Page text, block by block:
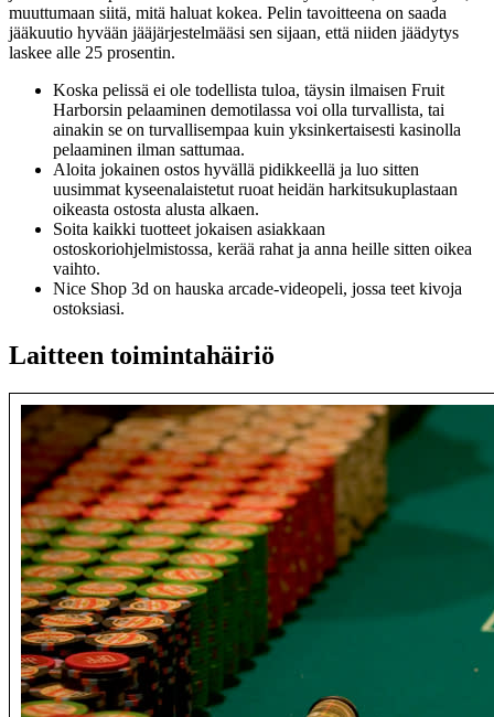
muuttumaan siitä, mitä haluat kokea. Pelin tavoitteena on saada
jääkuutio hyvään jääjärjestelmääsi sen sijaan, että niiden jäädytys
laskee alle 25 prosentin.
Koska pelissä ei ole todellista tuloa, täysin ilmaisen Fruit
Harborsin pelaaminen demotilassa voi olla turvallista, tai
ainakin se on turvallisempaa kuin yksinkertaisesti kasinolla
pelaaminen ilman sattumaa.
Aloita jokainen ostos hyvällä pidikkeellä ja luo sitten
uusimmat kyseenalaistetut ruoat heidän harkitsukuplastaan ​​
oikeasta ostosta alusta alkaen.
Soita kaikki tuotteet jokaisen asiakkaan
ostoskoriohjelmistossa, kerää rahat ja anna heille sitten oikea
vaihto.
Nice Shop 3d on hauska arcade-videopeli, jossa teet kivoja
ostoksiasi.
Laitteen toimintahäiriö